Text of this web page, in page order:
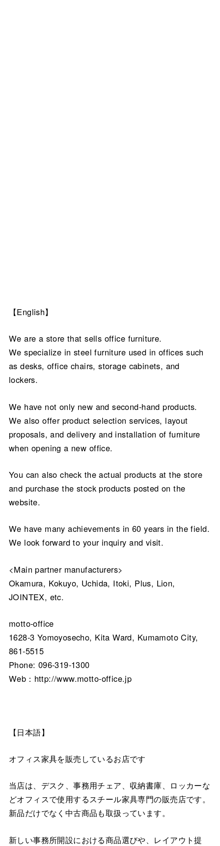
【English】
We are a store that sells office furniture.
We specialize in steel furniture used in offices such
as desks, office chairs, storage cabinets, and
lockers.
We have not only new and second-hand products.
We also offer product selection services, layout
proposals, and delivery and installation of furniture
when opening a new office.
You can also check the actual products at the store
and purchase the stock products posted on the
website.
We have many achievements in 60 years in the field.
We look forward to your inquiry and visit.
<Main partner manufacturers>
Okamura, Kokuyo, Uchida, Itoki, Plus, Lion,
JOINTEX, etc.
motto-office
1628-3 Yomoyosecho, Kita Ward, Kumamoto City,
861-5515
Phone: 096-319-1300
Web：http://www.motto-office.jp
【日本語】
オフィス家具を販売しているお店です
当店は、デスク、事務用チェア、収納書庫、ロッカーな
どオフィスで使用するスチール家具専門の販売店です。
新品だけでなく中古商品も取扱っています。
新しい事務所開設における商品選びや、レイアウト提